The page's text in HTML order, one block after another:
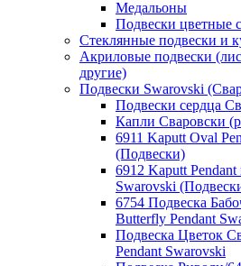
Медальоны
Подвески цветные
Стеклянные подвески и
Акриловые подвески
другие)
Подвески Swarovski
Подвески сердца
Капли Сваровски
6911 Kaputt Oval
(Подвески)
6912 Kaputt
Swarovski
6754 Подвеска
Butterfly Pendant
Подвеска Цветок
Pendant Swarovski